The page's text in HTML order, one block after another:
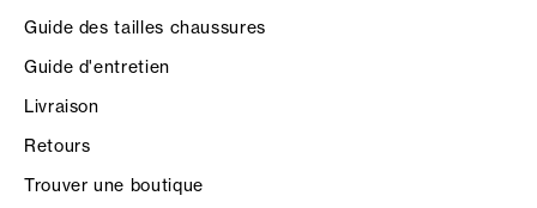
Guide des tailles chaussures
Guide d'entretien
Livraison
Retours
Trouver une boutique